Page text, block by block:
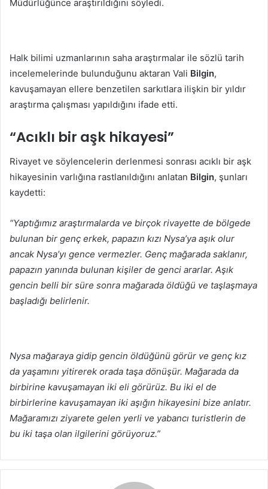
Müdürlüğünce araştırıldığını söyledi.
Halk bilimi uzmanlarının saha araştırmalar ile sözlü tarih
incelemelerinde bulunduğunu aktaran Vali Bilgin,
kavuşamayan ellere benzetilen sarkıtlara ilişkin bir yıldır
araştırma çalışması yapıldığını ifade etti.
“Acıklı bir aşk hikayesi”
Rivayet ve söylencelerin derlenmesi sonrası acıklı bir aşk
hikayesinin varlığına rastlanıldığını anlatan Bilgin, şunları
kaydetti:
“Yaptığımız araştırmalarda ve birçok rivayette de bölgede
bulunan bir genç erkek, papazın kızı Nysa’ya aşık olur
ancak Nysa’yı gence vermezler. Genç mağarada saklanır,
papazın yanında bulunan kişiler de genci ararlar. Aşık
gencin belli bir süre sonra mağarada öldüğü ve taşlaşmaya
başladığı belirlenir.
Nysa mağaraya gidip gencin öldüğünü görür ve genç kız
da yaşamını yitirerek orada taşa dönüşür. Mağarada da
birbirine kavuşamayan iki eli görürüz. Bu iki el de
birbirlerine kavuşamayan iki aşığın hikayesini bize anlatır.
Mağaramızı ziyarete gelen yerli ve yabancı turistlerin de
bu iki taşa olan ilgilerini görüyoruz.”